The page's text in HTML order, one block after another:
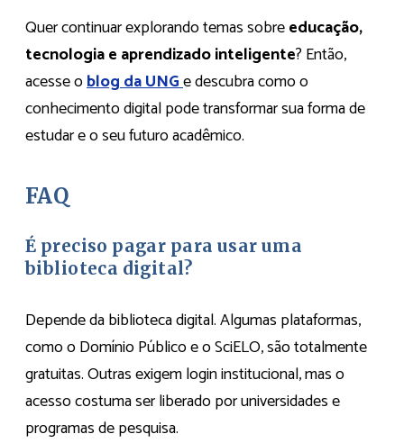
Quer continuar explorando temas sobreeducação,
tecnologia e aprendizado inteligente? Então,
acesse oblog da UNGe descubra como o
conhecimento digital pode transformar sua forma de
estudar e o seu futuro acadêmico.
FAQ
É preciso pagar para usar uma
biblioteca digital?
Depende da biblioteca digital. Algumas plataformas,
como o Domínio Público e o SciELO, são totalmente
gratuitas. Outras exigem login institucional, mas o
acesso costuma ser liberado por universidades e
programas de pesquisa.